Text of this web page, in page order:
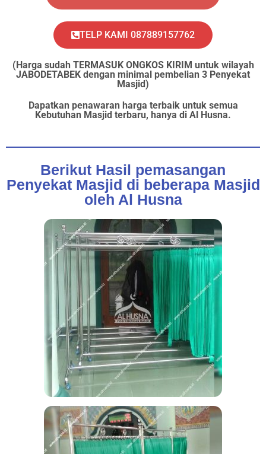
TELP KAMI 087889157762
(Harga sudah TERMASUK ONGKOS KIRIM untuk wilayah
JABODETABEK dengan minimal pembelian 3 Penyekat
Masjid)
Dapatkan penawaran harga terbaik untuk semua
Kebutuhan Masjid terbaru, hanya di Al Husna.
Berikut Hasil pemasangan
Penyekat Masjid di beberapa Masjid
oleh Al Husna